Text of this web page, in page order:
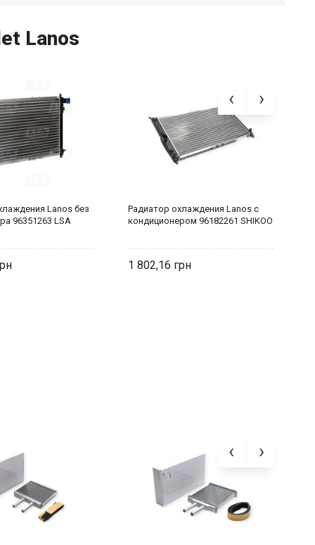
Lanos
Lanos без
96351263 LSA
Радиатор охлаждения Lanos с
кондиционером 96182261 SHIKOO
1 802,16